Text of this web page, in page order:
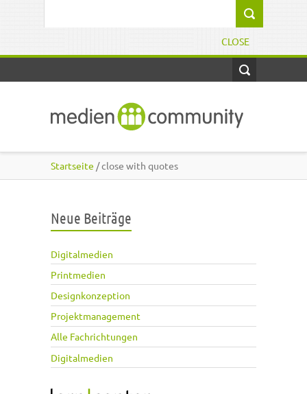
CLOSE
Startseite / close with quotes
Neue Beiträge
Digitalmedien
Printmedien
Designkonzeption
Projektmanagement
Alle Fachrichtungen
Digitalmedien